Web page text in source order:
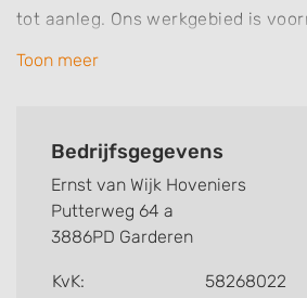
tot aanleg. Ons werkgebied is
veluwe.
Toon meer
Bedrijfsgegevens
Ernst van Wijk Hoveniers
Putterweg 64 a
3886PD Garderen
KvK:
58268022